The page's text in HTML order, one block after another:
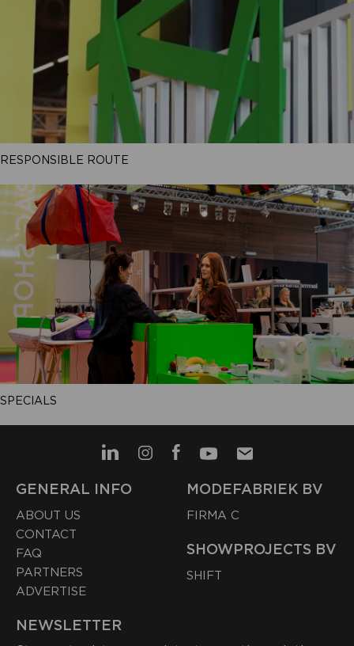
RESPONSIBLE ROUTE
SPECIALS
GENERAL INFO
ABOUT US
CONTACT
FAQ
PARTNERS
ADVERTISE
MODEFABRIEK BV
FIRMA C
SHOWPROJECTS BV
SHIFT
NEWSLETTER